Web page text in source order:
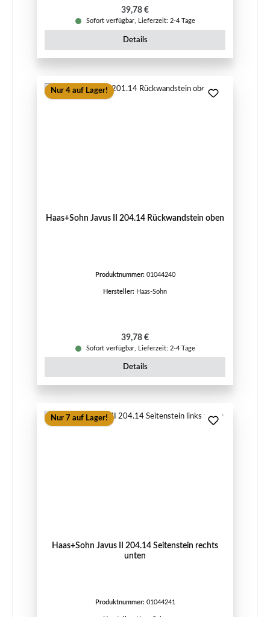
Regulärer Preis:
39,78 €
Sofort verfügbar, Lieferzeit: 2-4 Tage
Details
Nur 4 auf Lager!
Haas+Sohn Javus II 204.14 Rückwandstein oben
Produktnummer: 01044240
Hersteller: Haas-Sohn
Regulärer Preis:
39,78 €
Sofort verfügbar, Lieferzeit: 2-4 Tage
Details
Nur 7 auf Lager!
Haas+Sohn Javus II 204.14 Seitenstein rechts
unten
Produktnummer: 01044241